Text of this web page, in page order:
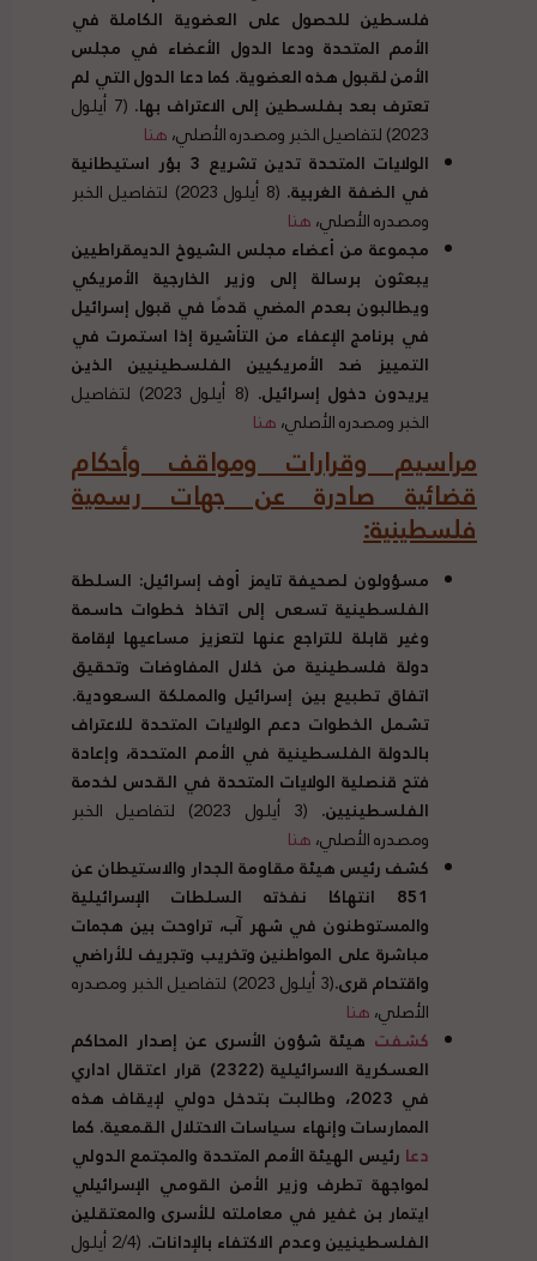
فلسطين للحصول على العضوية الكاملة في
الأمم المتحدة ودعا الدول الأعضاء في مجلس
الأمن لقبول هذه العضوية. كما دعا الدول التي لم
تعترف بعد بفلسطين إلى الاعتراف بها.
(7 أيلول
2023) لتفاصيل الخبر ومصدره الأصلي،
هنا
الولايات المتحدة تدين تشريع 3 بؤر استيطانية
في الضفة الغربية.
(8 أيلول 2023) لتفاصيل الخبر
ومصدره الأصلي،هنا
مجموعة من أعضاء مجلس الشيوخ الديمقراطيين
يبعثون برسالة إلى وزير الخارجية الأمريكي
ويطالبون بعدم المضي قدمًا في قبول إسرائيل
في برنامج الإعفاء من التأشيرة إذا استمرت في
التمييز ضد الأمريكيين الفلسطينيين الذين
يريدون دخول إسرائيل.
(8 أيلول 2023) لتفاصيل
الخبر ومصدره الأصلي،هنا
مراسيم وقرارات ومواقف وأحكام
قضائية صادرة عن جهات رسمية
فلسطينية:
مسؤولون لصحيفة تايمز أوف إسرائيل: السلطة
الفلسطينية تسعى إلى اتخاذ خطوات حاسمة
وغير قابلة للتراجع عنها لتعزيز مساعيها لإقامة
دولة فلسطينية من خلال المفاوضات وتحقيق
اتفاق تطبيع بين إسرائيل والمملكة السعودية.
تشمل الخطوات دعم الولايات المتحدة للاعتراف
بالدولة الفلسطينية في الأمم المتحدة، وإعادة
فتح قنصلية الولايات المتحدة في القدس لخدمة
الفلسطينيين.
(3 أيلول 2023) لتفاصيل الخبر
ومصدره الأصلي،هنا
كشف رئيس هيئة مقاومة الجدار والاستيطان عن
851
انتهاكا نفذته السلطات الإسرائيلية
والمستوطنون في شهر آب، تراوحت بين هجمات
مباشرة على المواطنين وتخريب وتجريف للأراضي
واقتحام قرى.
(3 أيلول 2023) لتفاصيل الخبر ومصدره
الأصلي،هنا
كشفت هيئة شؤون الأسرى عن إصدار المحاكم
العسكرية الاسرائيلية(2322)
قرار اعتقال اداري
في 2023، وطالبت بتدخل دولي لإيقاف هذه
الممارسات وإنهاء سياسات الاحتلال القمعية. كما
دعا رئيس الهيئة الأمم المتحدة والمجتمع الدولي
لمواجهة تطرف وزير الأمن القومي الإسرائيلي
ايتمار بن غفير في معاملته للأسرى والمعتقلين
الفلسطينيين وعدم الاكتفاء بالإدانات.
(2/4 أيلول